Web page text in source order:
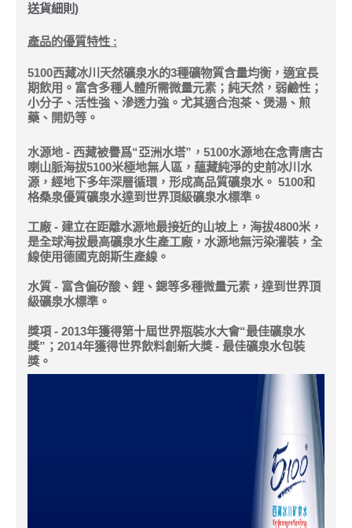
送貨細則 )
產品的優質特性 :
5100西藏冰川天然礦泉水的3種礦物質含量均衡，適宜長
期飲用。富含多種人體所需微量元素；純天然，弱鹼性；
小分子、活性強、滲透力強。尤其適合泡茶、煲湯、煎
藥、開奶等。
水源地 - 西藏被譽爲“亞洲水塔”，5100水源地在念青唐古
喇山脈海拔5100米極地無人區，蘊藏純淨的史前冰川水
源，經地下多年深層循環，形成高品質礦泉水。 5100和
格桑泉優質礦泉水達到世界頂級礦泉水標準。
工廠 - 建立在距離水源地最接近的山坡上，海拔4800米，
是全球海拔最高礦泉水生產工廠，水源地無污染灌裝，全
線使用德國克朗斯生產線。
水質 - 富含偏矽酸、鋰、鍶等多種微量元素，達到世界頂
級礦泉水標準。
獎項 - 2013年獲得第十屆世界瓶裝水大會“最佳礦泉水
獎”；2014年獲得世界飲料創新大獎 - 最佳礦泉水包裝
獎。